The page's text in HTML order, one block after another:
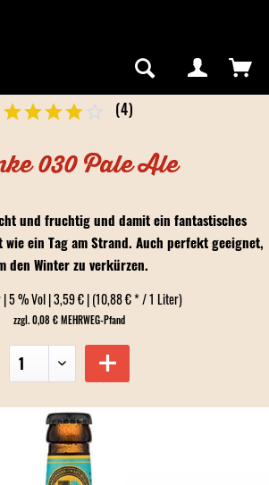
(4)
030 Pale Ale
und fruchtig und damit ein fantastisches
wie ein Tag am Strand. Auch perfekt geeignet,
den Winter zu verkürzen.
5 % Vol | 3,59 € | (10,88 € * / 1 Liter)
zzgl. 0,08 € MEHRWEG-Pfand